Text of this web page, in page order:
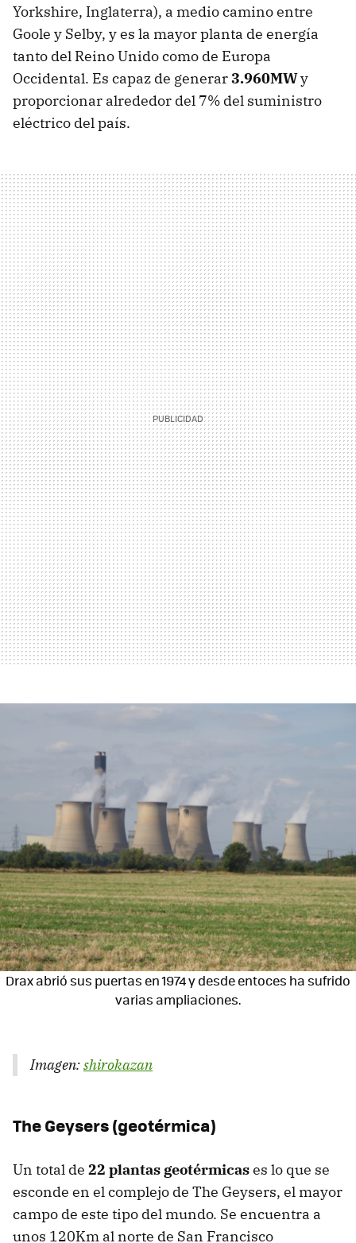
Yorkshire, Inglaterra), a medio camino entre
Goole y Selby, y es la mayor planta de energía
tanto del Reino Unido como de Europa
Occidental. Es capaz de generar3.960MWy
proporcionar alrededor del 7% del suministro
eléctrico del país.
Drax abrió sus puertas en 1974 y desde entoces ha sufrido
varias ampliaciones.
Imagen:shirokazan
The Geysers (geotérmica)
Un total de 22 plantas geotérmicases lo que se
esconde en el complejo de The Geysers, el mayor
campo de este tipo del mundo. Se encuentra a
unos 120Km al norte de San Francisco